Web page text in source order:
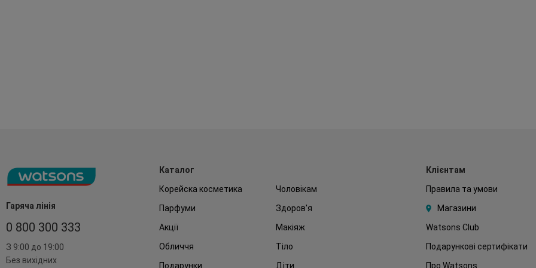
Гаряча лінія
0 800 300 333
З 9:00 до 19:00
Без вихідних
Каталог
Корейска косметика
Чоловікам
Парфуми
Здоров'я
Акції
Макіяж
Обличчя
Тіло
Подарунки
Діти
Клієнтам
Правила та умови
Магазини
Watsons Club
Подарункові сертифікати
Про Watsons